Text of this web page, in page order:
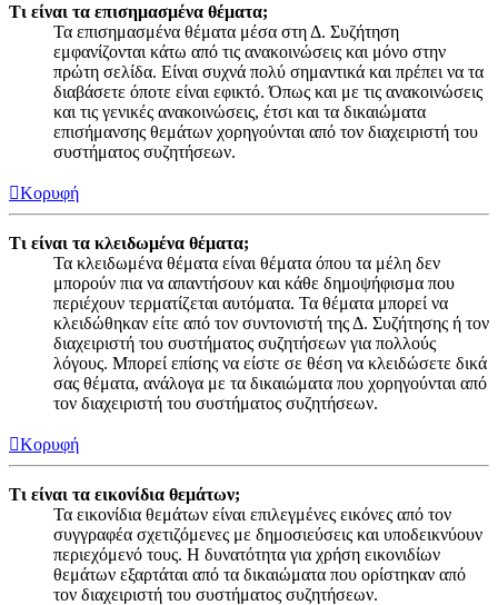
Τι είναι τα επισημασμένα θέματα;
Τα επισημασμένα θέματα μέσα στη Δ. Συζήτηση
εμφανίζονται κάτω από τις ανακοινώσεις και μόνο στην
πρώτη σελίδα. Είναι συχνά πολύ σημαντικά και πρέπει να τα
διαβάσετε όποτε είναι εφικτό. Όπως και με τις ανακοινώσεις
και τις γενικές ανακοινώσεις, έτσι και τα δικαιώματα
επισήμανσης θεμάτων χορηγούνται από τον διαχειριστή του
συστήματος συζητήσεων.
Κορυφή
Τι είναι τα κλειδωμένα θέματα;
Τα κλειδωμένα θέματα είναι θέματα όπου τα μέλη δεν
μπορούν πια να απαντήσουν και κάθε δημοψήφισμα που
περιέχουν τερματίζεται αυτόματα. Τα θέματα μπορεί να
κλειδώθηκαν είτε από τον συντονιστή της Δ. Συζήτησης ή τον
διαχειριστή του συστήματος συζητήσεων για πολλούς
λόγους. Μπορεί επίσης να είστε σε θέση να κλειδώσετε δικά
σας θέματα, ανάλογα με τα δικαιώματα που χορηγούνται από
τον διαχειριστή του συστήματος συζητήσεων.
Κορυφή
Τι είναι τα εικονίδια θεμάτων;
Τα εικονίδια θεμάτων είναι επιλεγμένες εικόνες από τον
συγγραφέα σχετιζόμενες με δημοσιεύσεις και υποδεικνύουν
περιεχόμενό τους. Η δυνατότητα για χρήση εικονιδίων
θεμάτων εξαρτάται από τα δικαιώματα που ορίστηκαν από
τον διαχειριστή του συστήματος συζητήσεων.